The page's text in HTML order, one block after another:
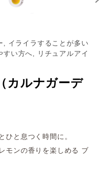
, イライラすることが多い
い方へ, リチュアルアイ
カルナガーデ
ひと息つく時間に。
モンの香りを楽しめる ブ